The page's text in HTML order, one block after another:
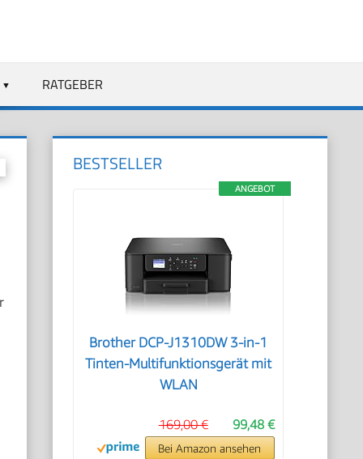
RATGEBER
BESTSELLER
ANGEBOT
Brother DCP-J1310DW 3-in-1
Tinten-Multifunktionsgerät mit
WLAN
99,48 €
169,00 €
Bei Amazon ansehen